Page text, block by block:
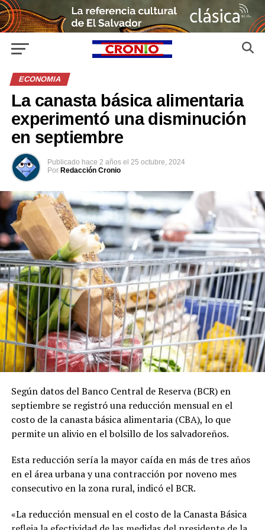
ECONOMIA
La canasta básica alimentaria
experimentó una disminución
en septiembre
Publicado hace 2 años el 25 octubre, 2024
Por Redacción Cronio
Según datos del Banco Central de Reserva (BCR) en
septiembre se registró una reducción mensual en el
costo de la canasta básica alimentaria (CBA), lo que
permite un alivio en el bolsillo de los salvadoreños.
Esta reducción sería la mayor caída en más de tres años
en el área urbana y una contracción por noveno mes
consecutivo en la zona rural, indicó el BCR.
«La reducción mensual en el costo de la Canasta Básica